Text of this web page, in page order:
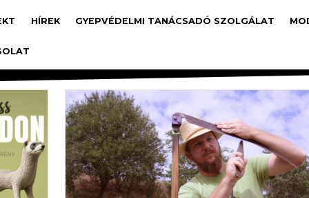
HÍREK GYEPVÉDELMI TANÁCSADÓ SZOLGÁLAT